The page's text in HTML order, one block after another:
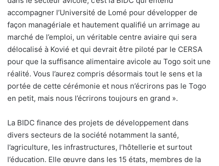
accompagner l’Université de Lomé pour développer de
façon managériale et hautement qualifié un arrimage au
marché de l’emploi, un véritable centre aviaire qui sera
délocalisé à Kovié et qui devrait être piloté par le CERSA
pour que la suffisance alimentaire avicole au Togo soit une
réalité. Vous l’aurez compris désormais tout le sens et la
portée de cette cérémonie et nous n’écrirons pas le Togo
en petit, mais nous l’écrirons toujours en grand ».
La BIDC finance des projets de développement dans
divers secteurs de la société notamment la santé,
l’agriculture, les infrastructures, l’hôtellerie et surtout
l’éducation. Elle œuvre dans les 15 états, membres de la